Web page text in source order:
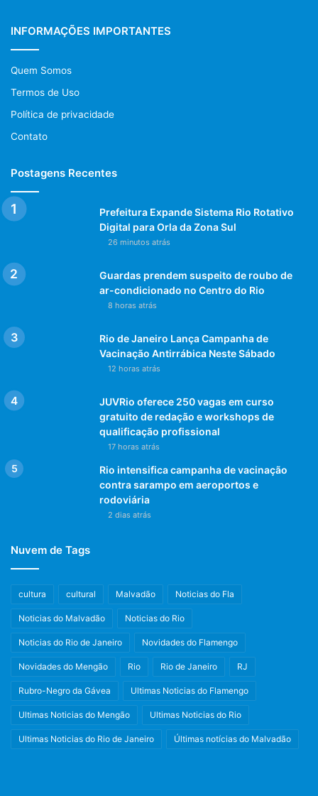
Beco das Garrafas
Bottle’s Bar
INFORMAÇÕES IMPORTANTES
Quem Somos
Termos de Uso
Política de privacidade
Contato
Postagens Recentes
Prefeitura Expande Sistema Rio Rotativo
Digital para Orla da Zona Sul
26 minutos atrás
Guardas prendem suspeito de roubo de
ar-condicionado no Centro do Rio
8 horas atrás
Rio de Janeiro Lança Campanha de
Vacinação Antirrábica Neste Sábado
12 horas atrás
JUVRio oferece 250 vagas em curso
gratuito de redação e workshops de
qualificação profissional
17 horas atrás
Rio intensifica campanha de vacinação
contra sarampo em aeroportos e
rodoviária
2 dias atrás
Nuvem de Tags
cultura cultural Malvadão Noticias do Fla
Noticias do Malvadão Noticias do Rio
Noticias do Rio de Janeiro Novidades do Flamengo
Novidades do Mengão Rio Rio de Janeiro RJ
Rubro-Negro da Gávea Ultimas Noticias do Flamengo
Ultimas Noticias do Mengão Ultimas Noticias do Rio
Ultimas Noticias do Rio de Janeiro Últimas notícias do Malvadão